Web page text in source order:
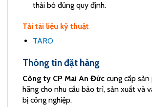
thải bỏ đúng quy định.
Tải tài liệu kỹ thuật
TARO
Thông tin đặt hàng
Công ty CP Mai An Đức cung cấp
hãng cho nhu cầu bảo trì, sản xuất và
bị công nghiệp.